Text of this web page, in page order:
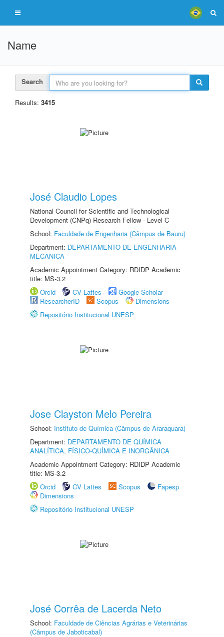
Name
Search
Results: 3415
José Claudio Lopes
National Council for Scientific and Technological
Development (CNPq) Research Fellow - Level C
School: Faculdade de Engenharia (Câmpus de Bauru)
Department: DEPARTAMENTO DE ENGENHARIA
MECÂNICA
Academic Appointment Category: RDIDP Academic
title: MS-3.2
Orcid
CV Lattes
Google Scholar
ResearcherID
Scopus
Dimensions
Repositório Institucional UNESP
Jose Clayston Melo Pereira
School: Instituto de Química (Câmpus de Araraquara)
Department: DEPARTAMENTO DE QUÍMICA
ANALÍTICA, FÍSICO-QUÍMICA E INORGÂNICA
Academic Appointment Category: RDIDP Academic
title: MS-3.2
Orcid
CV Lattes Scopus
Fapesp
Dimensions
Repositório Institucional UNESP
José Corrêa de Lacerda Neto
School: Faculdade de Ciências Agrárias e Veterinárias
(Câmpus de Jaboticabal)